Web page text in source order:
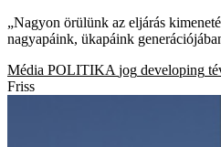
„Nagyon örülünk az eljárás
nagyapáink, ükapáink
Média POLITIKA jog developing
Friss